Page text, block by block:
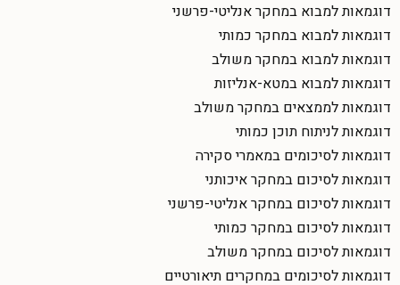
דוגמאות למבוא במחקר אנליטי-פרשני
דוגמאות למבוא במחקר כמותי
דוגמאות למבוא במחקר משולב
דוגמאות למבוא במטא-אנליזות
דוגמאות לממצאים במחקר משולב
דוגמאות לניתוח תוכן כמותי
דוגמאות לסיכומים במאמרי סקירה
דוגמאות לסיכום במחקר איכותני
דוגמאות לסיכום במחקר אנליטי-פרשני
דוגמאות לסיכום במחקר כמותי
דוגמאות לסיכום במחקר משולב
דוגמאות לסיכומים במחקרים תיאורטיים